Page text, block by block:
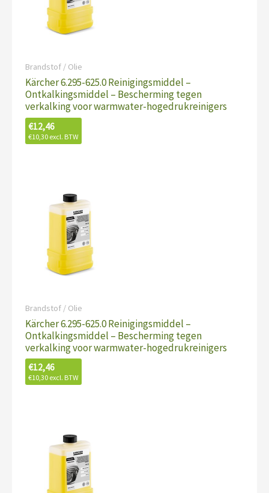
Brandstof / Olie
Kärcher 6.295-625.0 Reinigingsmiddel –
Ontkalkingsmiddel – Bescherming tegen
verkalking voor warmwater-hogedrukreinigers
€12,46
€10,30 excl. BTW
Brandstof / Olie
Kärcher 6.295-625.0 Reinigingsmiddel –
Ontkalkingsmiddel – Bescherming tegen
verkalking voor warmwater-hogedrukreinigers
€12,46
€10,30 excl. BTW